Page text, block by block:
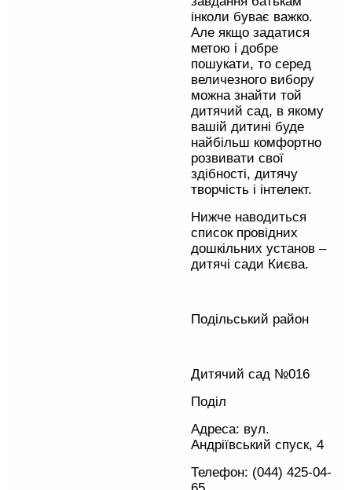
інколи буває важко.
Але якщо задатися
метою і добре
пошукати, то серед
величезного вибору
можна знайти той
дитячий сад, в якому
вашій дитині буде
найбільш комфортно
розвивати свої
здібності, дитячу
творчість і інтелект.
Нижче наводиться
список провідних
дошкільних установ –
дитячі сади Києва.
Подільський район
Дитячий сад №016
Поділ
Адреса: вул.
Андріївський спуск, 4
Телефон: (044) 425-04-